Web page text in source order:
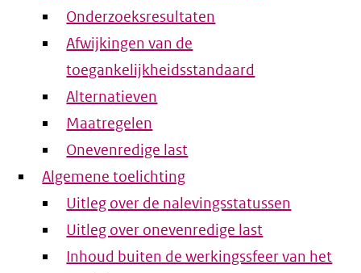
Onderzoeksresultaten
Afwijkingen van de
toegankelijkheidsstandaard
Alternatieven
Maatregelen
Onevenredige last
Algemene toelichting
Uitleg over de nalevingsstatussen
Uitleg over onevenredige last
Inhoud buiten de werkingssfeer van het